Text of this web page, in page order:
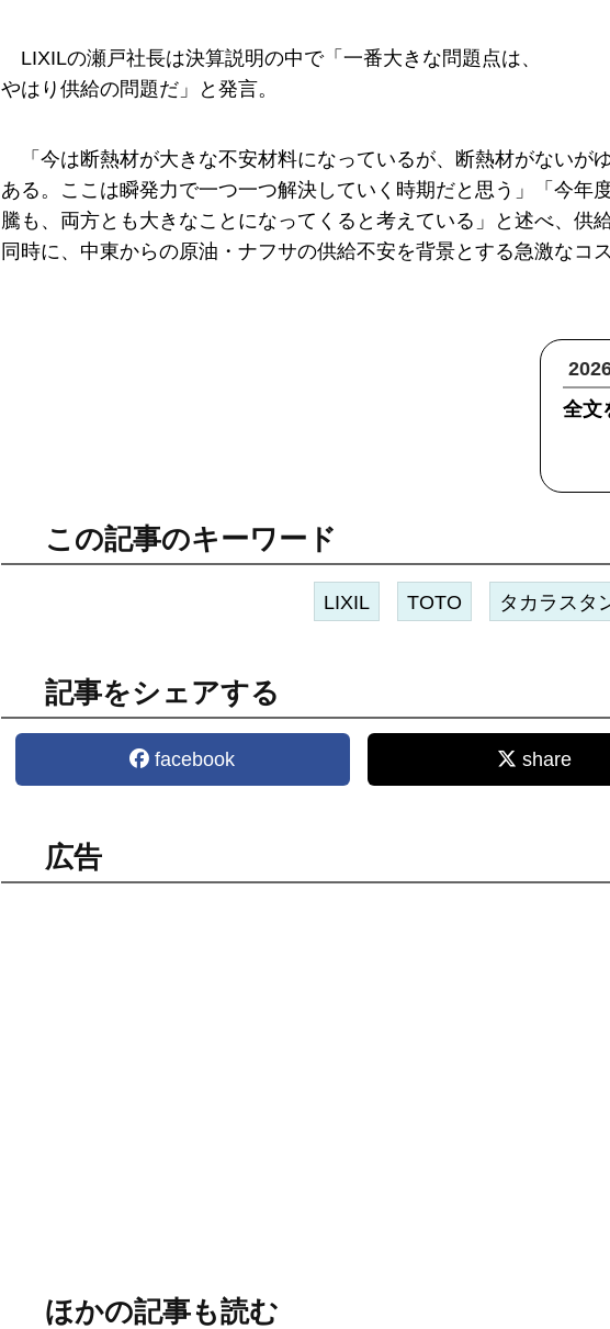
LIXILの瀬戸社長は決算説明の中で「一番大きな問題点は、
やはり供給の問題だ」と発言。
「今は断熱材が大きな不安材料になっているが、断熱材がない
ある。ここは瞬発力で一つ一つ解決していく時期だと思う」「今年
騰も、両方とも大きなことになってくると考えている」と述べ、供
同時に、中東からの原油・ナフサの供給不安を背景とする急激なコ
全文
この記事のキーワード
LIXIL TOTO タカラスタ
記事をシェアする
facebook share
広告
ほかの記事も読む